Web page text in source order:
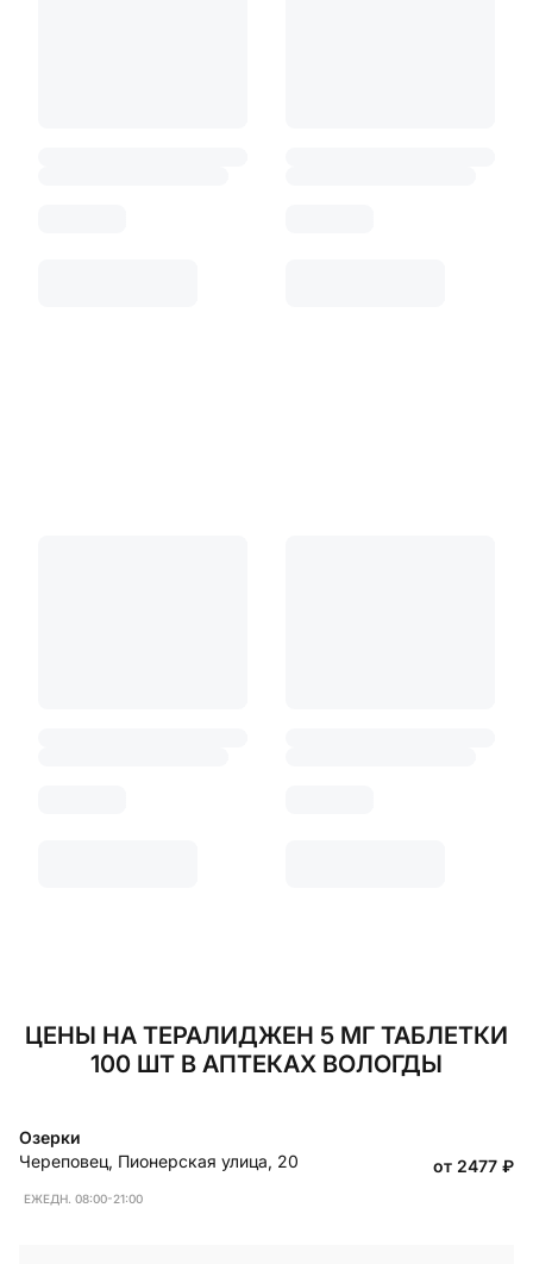
ЦЕНЫ НА ТЕРАЛИДЖЕН 5 МГ ТАБЛЕТКИ
100 ШТ В АПТЕКАХ ВОЛОГДЫ
Озерки
Череповец, Пионерская улица, 20
ЕЖЕДН. 08:00-21:00
от 2477 ₽